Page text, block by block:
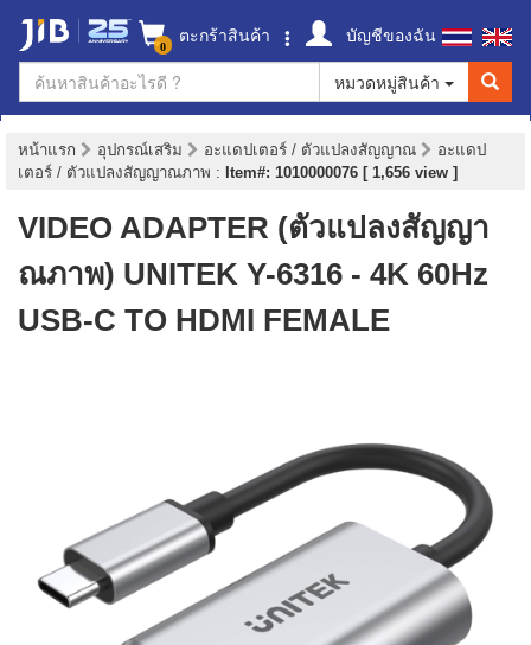
0 ตะกร้าสินค้า
บัญชีของฉัน
หมวดหมู่สินค้า
หน้าแรก อุปกรณ์เสริม อะแดปเตอร์ / ตัวแปลงสัญญาณ
อะแดป
เตอร์ / ตัวแปลงสัญญาณภาพ : Item#: 1010000076 [ 1,656 view ]
VIDEO ADAPTER (ตัวแปลงสัญญา
ณภาพ) UNITEK Y-6316 - 4K 60Hz
USB-C TO HDMI FEMALE